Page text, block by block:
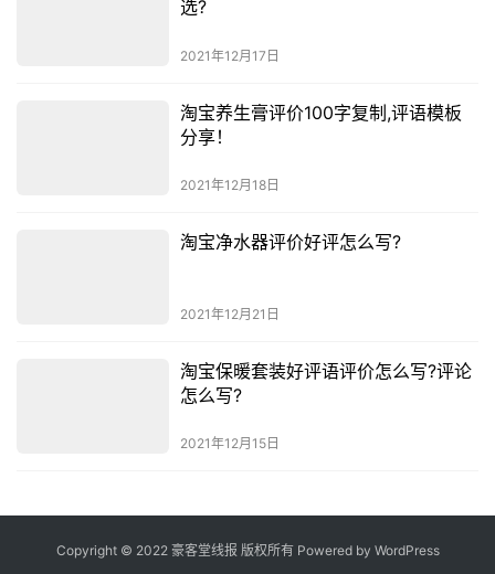
选?
2021年12月17日
淘宝养生膏评价100字复制,评语模板
分享！
2021年12月18日
淘宝净水器评价好评怎么写?
2021年12月21日
淘宝保暖套装好评语评价怎么写?评论
怎么写?
2021年12月15日
Copyright © 2022 豪客堂线报 版权所有 Powered by WordPress